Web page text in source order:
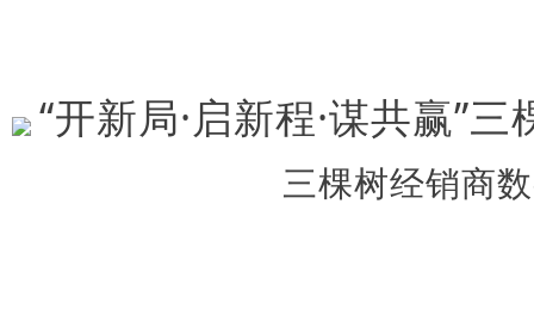
三棵树经销商